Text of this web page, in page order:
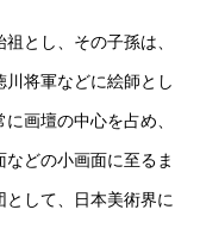
とし、その子孫は、
将軍などに絵師とし
画壇の中心を占め、
どの小画面に至るま
して、日本美術界に